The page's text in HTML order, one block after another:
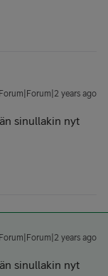
Forum|Forum|2 years ago
sinullakin nyt
Forum|Forum|2 years ago
sinullakin nyt